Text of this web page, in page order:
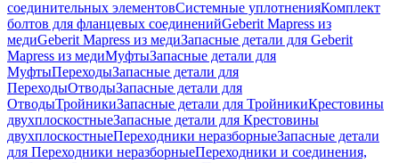
соединительных элементовСистемные уплотненияКомплект
болтов для фланцевых соединенийGeberit Mapress из
медиGeberit Mapress из медиЗапасные детали для Geberit
Mapress из медиМуфтыЗапасные детали для
МуфтыПереходыЗапасные детали для
ПереходыОтводыЗапасные детали для
ОтводыТройникиЗапасные детали для ТройникиКрестовины
двухплоскостныеЗапасные детали для Крестовины
двухплоскостныеПереходники неразборныеЗапасные детали
для Переходники неразборныеПереходники и соединения,